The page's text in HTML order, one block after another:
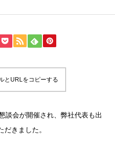
とURLをコピーする
談会が開催され、弊社代表も出
だきました。